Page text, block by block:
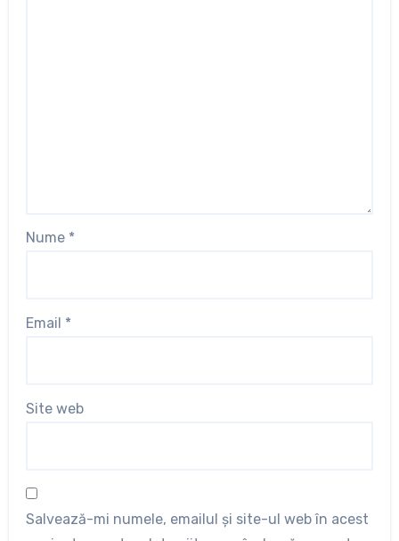
Nume *
Email *
Site web
Salvează-mi numele, emailul și site-ul web în acest